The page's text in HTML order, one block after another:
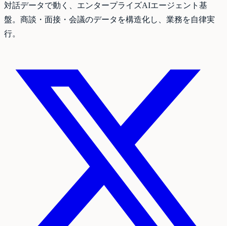
対話データで動く、エンタープライズAIエージェント基
盤。商談・面接・会議のデータを構造化し、業務を自律実
行。